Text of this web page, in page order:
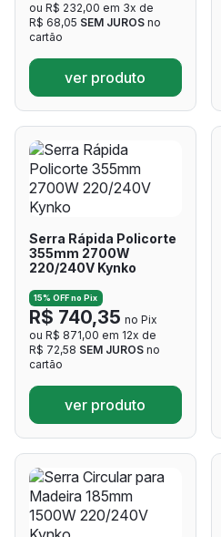
ou R$ 232,00 em 3x de
R$ 68,05 SEM JUROSno
cartão
ver produto
Serra Rápida Policorte
355mm 2700W
220/240V Kynko
15% OFF no Pix
R$ 740,35 no Pix
ou R$ 871,00 em 12x de
R$ 72,58 SEM JUROSno
cartão
ver produto